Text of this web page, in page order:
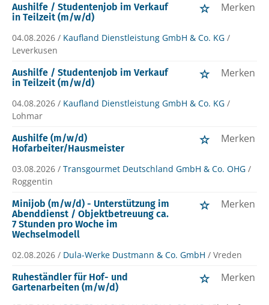
Aushilfe / Studentenjob im Verkauf
in Teilzeit (m/w/d)
Merken
04.08.2026 / Kaufland Dienstleistung GmbH & Co. KG /
Leverkusen
Aushilfe / Studentenjob im Verkauf
in Teilzeit (m/w/d)
Merken
04.08.2026 / Kaufland Dienstleistung GmbH & Co. KG /
Lohmar
Aushilfe (m/w/d)
Hofarbeiter/Hausmeister
Merken
03.08.2026 / Transgourmet Deutschland GmbH & Co. OHG /
Roggentin
Minijob (m/w/d) - Unterstützung im
Abenddienst / Objektbetreuung ca.
7 Stunden pro Woche im
Wechselmodell
Merken
02.08.2026 / Dula-Werke Dustmann & Co. GmbH / Vreden
Ruheständler für Hof- und
Gartenarbeiten (m/w/d)
Merken